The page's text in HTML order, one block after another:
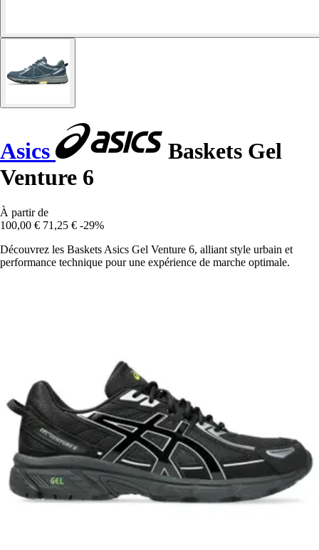
Asics
Baskets Gel
Venture 6
À partir de
100,00 € 71,25 € -29%
Découvrez les Baskets Asics Gel Venture 6, alliant style urbain et
performance technique pour une expérience de marche optimale.